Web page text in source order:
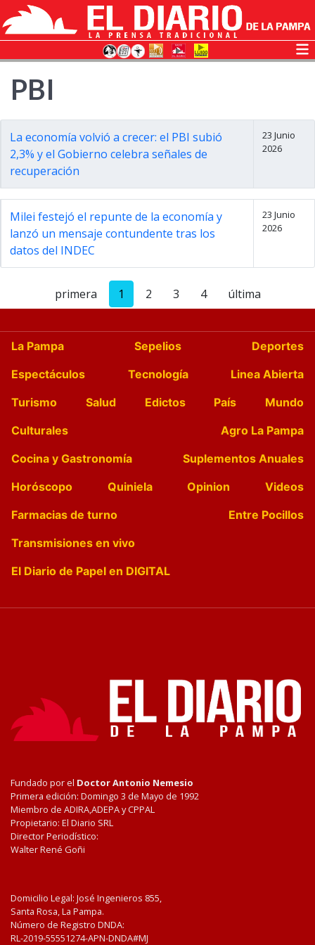
PBI
La economía volvió a crecer: el PBI subió
2,3% y el Gobierno celebra señales de
recuperación
23 Junio
2026
Milei festejó el repunte de la economía y
lanzó un mensaje contundente tras los
datos del INDEC
23 Junio
2026
primera 1 2 3 4 última
La Pampa Sepelios
Deportes
Espectáculos
Tecnología
Linea Abierta
Turismo
Salud Edictos País
Mundo
Culturales
Agro La Pampa
Cocina y Gastronomía
Suplementos Anuales
Horóscopo
Quiniela Opinion
Videos
Farmacias de turno
Entre Pocillos
Transmisiones en vivo
El Diario de Papel en DIGITAL
Fundado por el Doctor Antonio Nemesio
Primera edición: Domingo 3 de Mayo de 1992
Miembro de ADIRA,ADEPA y CPPAL
Propietario: El Diario SRL
Director Periodístico:
Walter René Goñi
Domicilio Legal: José Ingenieros 855,
Santa Rosa, La Pampa.
Número de Registro DNDA:
RL-2019-55551274-APN-DNDA#MJ